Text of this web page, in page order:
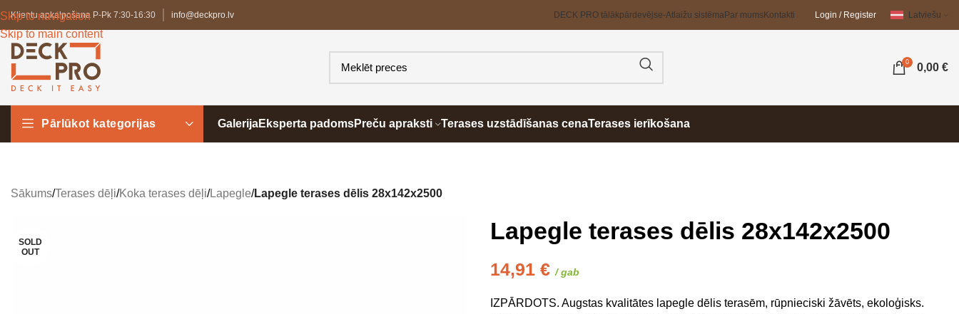
Skip to navigation
Skip to main content
Klientu apkalpošana P-Pk 7:30-16:30 info@deckpro.lv DECK PRO tālākpārdevējse-Atlaižu sistēmaPar mumsKontakti Login / Register Latviešu
0 0,00 €
Pārlūkot kategorijas GalerijaEksperta padomsPreču apraksti Terases uzstādīšanas cenaTerases ierīkošana
Sākums/Terases dēļi/Koka terases dēļi/Lapegle/Lapegle terases dēlis 28x142x2500
SOLD
OUT
Lapegle terases dēlis 28x142x2500
14,91 € / gab
IZPĀRDOTS. Augstas kvalitātes lapegle dēlis terasēm, rūpnieciski žāvēts, ekoloģisks.